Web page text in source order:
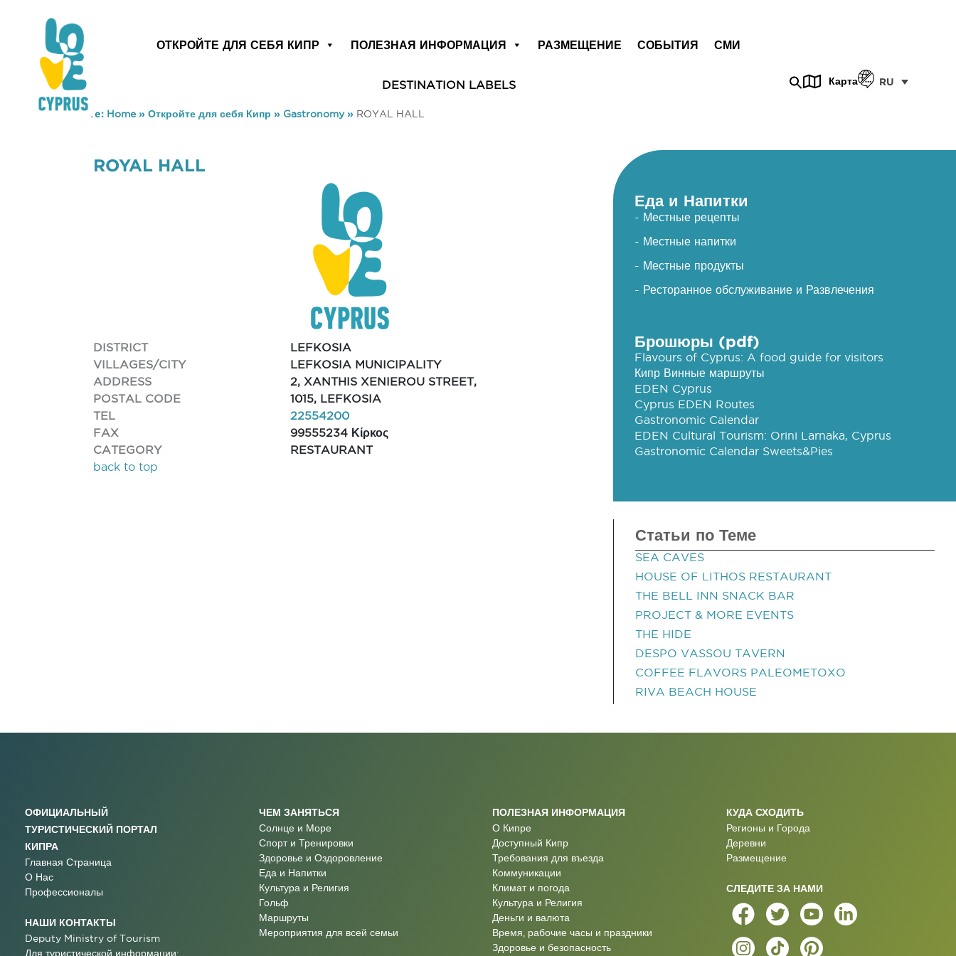
ОТКРОЙТЕ ДЛЯ СЕБЯ КИПР ПОЛЕЗНАЯ ИНФОРМАЦИЯ РАЗМЕЩЕНИЕ СОБЫТИЯ СМИ
DESTINATION LABELS Карта RU
You are here: Home» Откройте для себя Кипр » Gastronomy» ROYAL HALL
ROYAL HALL
DISTRICT
LEFKOSIA
VILLAGES/CITY
LEFKOSIA MUNICIPALITY
ADDRESS
2, XANTHIS XENIEROU STREET,
POSTAL CODE
1015, LEFKOSIA
TEL
22554200
FAX
99555234 Κίρκος
CATEGORY
RESTAURANT
back to top
Еда и Напитки
- Местные рецепты
- Местные напитки
- Местные продукты
- Ресторанное обслуживание и Развлечения
Брошюры (pdf)
Flavours of Cyprus: A food guide for visitors
Кипр Винные маршруты
EDEN Cyprus
Cyprus EDEN Routes
Gastronomic Calendar
EDEN Cultural Tourism: Orini Larnaka, Cyprus
Gastronomic Calendar Sweets&Pies
Статьи по Теме
SEA CAVES
HOUSE OF LITHOS RESTAURANT
THE BELL INN SNACK BAR
PROJECT & MORE EVENTS
THE HIDE
DESPO VASSOU TAVERN
COFFEE FLAVORS PALEOMETOXO
RIVA BEACH HOUSE
ОФИЦИАЛЬНЫЙ
ТУРИСТИЧЕСКИЙ ПОРТАЛ
КИПРА
Главная Страница
О Нас
Профессионалы
НАШИ КОНТАКТЫ
Deputy Ministry of Tourism
Для туристической информации:
ЧЕМ ЗАНЯТЬСЯ
Солнце и Море
Спорт и Тренировки
Здоровье и Оздоровление
Еда и Напитки
Культура и Религия
Гольф
Маршруты
Мероприятия для всей семьи
ПОЛЕЗНАЯ ИНФОРМАЦИЯ
О Кипре
Доступный Кипр
Требования для въезда
Коммуникации
Климат и погода
Культура и Религия
Деньги и валюта
Время, рабочие часы и праздники
Здоровье и безопасность
КУДА СХОДИТЬ
Регионы и Города
Деревни
Размещение
СЛЕДИТЕ ЗА НАМИ